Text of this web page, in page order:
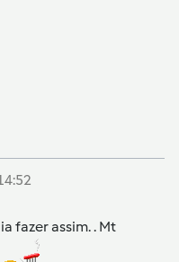
fazer assim. . Mt